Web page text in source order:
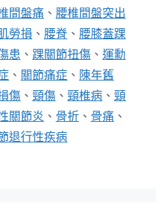
間盤痛 、 腰椎間盤突出
勞損 、 腰脊 、 腰膝蓋踝
患 、 踝關節扭傷 、 運勳
、 關節痛症 、 陳年舊
傷 、 頸傷 、 頸椎病 、 頸
關節炎 、 骨折 、 骨痛 、
退行性疾病